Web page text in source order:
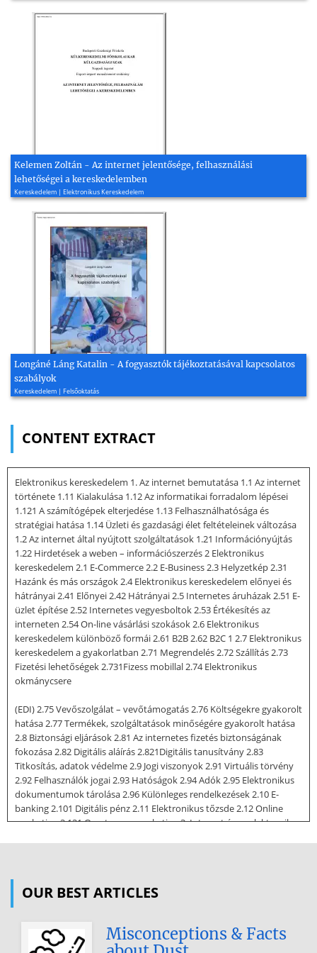
Kelemen Zoltán - Az internet jelentősége, felhasználási
lehetőségei a kereskedelemben
Kereskedelem | Elektronikus Kereskedelem
Longáné Láng Katalin - A fogyasztók tájékoztatásával kapcsolatos
szabályok
Kereskedelem | Felsőoktatás
CONTENT EXTRACT
Elektronikus kereskedelem 1. Az internet bemutatása 1.1 Az internet
története 1.11 Kialakulása 1.12 Az informatikai forradalom lépései
1.121 A számítógépek elterjedése 1.13 Felhasználhatósága és
stratégiai hatása 1.14 Üzleti és gazdasági élet feltételeinek változása
1.2 Az internet által nyújtott szolgáltatások 1.21 Információnyújtás
1.22 Hirdetések a weben – információszerzés 2 Elektronikus
kereskedelem 2.1 E-Commerce 2.2 E-Business 2.3 Helyzetkép 2.31
Hazánk és más országok 2.4 Elektronikus kereskedelem előnyei és
hátrányai 2.41 Előnyei 2.42 Hátrányai 2.5 Internetes áruházak 2.51 E-
üzlet építése 2.52 Internetes vegyesboltok 2.53 Értékesítés az
interneten 2.54 On-line vásárlási szokások 2.6 Elektronikus
kereskedelem különböző formái 2.61 B2B 2.62 B2C 1 2.7 Elektronikus
kereskedelem a gyakorlatban 2.71 Megrendelés 2.72 Szállítás 2.73
Fizetési lehetőségek 2.731Fizess mobillal 2.74 Elektronikus
okmánycsere
(EDI) 2.75 Vevőszolgálat – vevőtámogatás 2.76 Költségekre gyakorolt
hatása 2.77 Termékek, szolgáltatások minőségére gyakorolt hatása
2.8 Biztonsági eljárások 2.81 Az internetes fizetés biztonságának
fokozása 2.82 Digitális aláírás 2.821Digitális tanusítvány 2.83
Titkosítás, adatok védelme 2.9 Jogi viszonyok 2.91 Virtuális törvény
2.92 Felhasználók jogai 2.93 Hatóságok 2.94 Adók 2.95 Elektronikus
dokumentumok tárolása 2.96 Különleges rendelkezések 2.10 E-
banking 2.101 Digitális pénz 2.11 Elektronikus tőzsde 2.12 Online
marketing 2.121 One-to-one marketing 3. Internet és az elektronikus
hosszabb múltra tekint vissza, mint azt hinnénk. Az 1960-as
foglalkozni azzal a feladattal, hogyan lehetne kifejleszteni egy olyan
információs rendszert, amely biztosítaná egy esetleges
OUR BEST ARTICLES
Misconceptions & Facts